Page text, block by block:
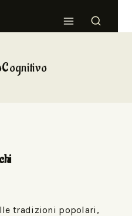
tradizioni popolari,